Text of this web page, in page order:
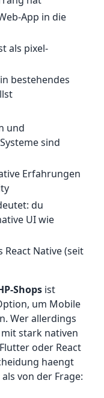
App in die
als pixel-
bestehendes
und
sind
Erfahrungen
du
UI wie
React Native (seit
Shops ist
um Mobile
Wer allerdings
stark nativen
oder React
haengt
von der Frage: